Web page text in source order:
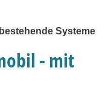
Systeme
- mit